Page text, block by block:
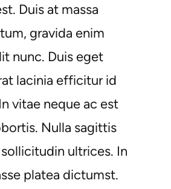
Duis at massa
gravida enim
nunc. Duis eget
lacinia efficitur id
vitae neque ac est
Nulla sagittis
ultrices. In
platea dictumst.